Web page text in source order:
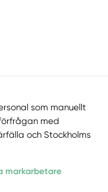
som manuellt
med
och Stockholms
markarbetare